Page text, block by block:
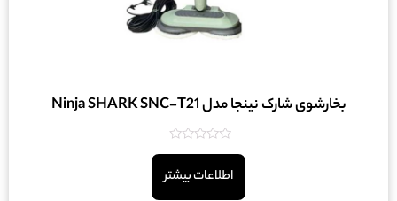
بخارشوی شارک نینجا مدل Ninja SHARK SNC-T21
از
اطلاعات بیشتر